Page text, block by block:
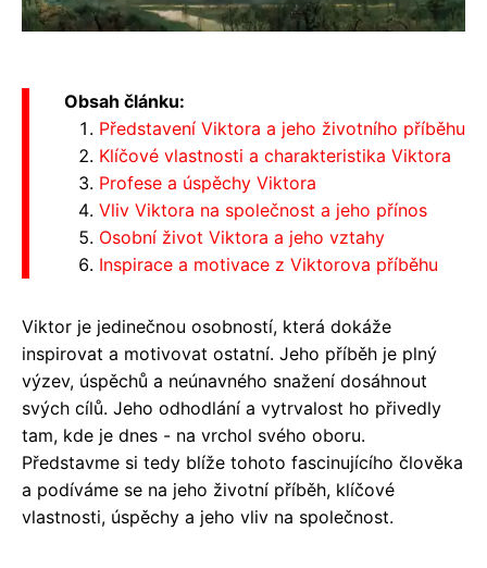
Obsah článku:
Představení Viktora a jeho životního příběhu
Klíčové vlastnosti a charakteristika Viktora
Profese a úspěchy Viktora
Vliv Viktora na společnost a jeho přínos
Osobní život Viktora a jeho vztahy
Inspirace a motivace z Viktorova příběhu
Viktor je jedinečnou osobností, která dokáže
inspirovat a motivovat ostatní. Jeho příběh je plný
výzev, úspěchů a neúnavného snažení dosáhnout
svých cílů. Jeho odhodlání a vytrvalost ho přivedly
tam, kde je dnes - na vrchol svého oboru.
Představme si tedy blíže tohoto fascinujícího člověka
a podíváme se na jeho životní příběh, klíčové
vlastnosti, úspěchy a jeho vliv na společnost.